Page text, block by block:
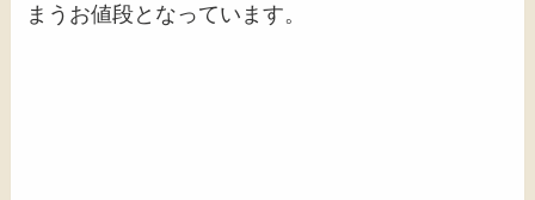
まうお値段となっています。